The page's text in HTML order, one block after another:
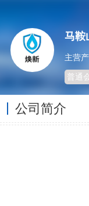
马鞍
普通
公司简介